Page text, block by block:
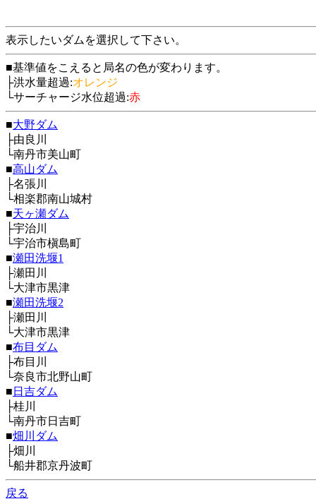
表示したいダムを選択して下さい。
■基準値をこえると局名の色が変わります。
├洪水量超過:オレンジ
└サーチャージ水位超過:赤
■大野ダム
├由良川
└南丹市美山町
■高山ダム
├名張川
└相楽郡南山城村
■天ヶ瀬ダム
├宇治川
└宇治市槇島町
■瀬田洗堰1
├瀬田川
└大津市黒津
■瀬田洗堰2
├瀬田川
└大津市黒津
■布目ダム
├布目川
└奈良市北野山町
■ 日吉ダム
├桂川
└南丹市日吉町
■畑川ダム
├畑川
└船井郡京丹波町
戻る